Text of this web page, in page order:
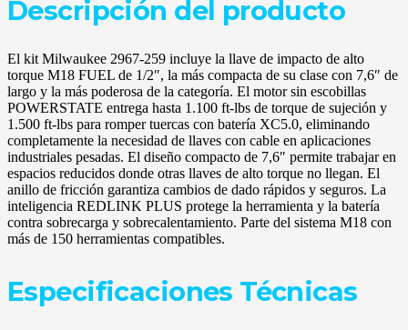
Descripción del producto
El kit Milwaukee 2967-259 incluye la llave de impacto de alto
torque M18 FUEL de 1/2″, la más compacta de su clase con 7,6″ de
largo y la más poderosa de la categoría. El motor sin escobillas
POWERSTATE entrega hasta 1.100 ft-lbs de torque de sujeción y
1.500 ft-lbs para romper tuercas con batería XC5.0, eliminando
completamente la necesidad de llaves con cable en aplicaciones
industriales pesadas. El diseño compacto de 7,6″ permite trabajar en
espacios reducidos donde otras llaves de alto torque no llegan. El
anillo de fricción garantiza cambios de dado rápidos y seguros. La
inteligencia REDLINK PLUS protege la herramienta y la batería
contra sobrecarga y sobrecalentamiento. Parte del sistema M18 con
más de 150 herramientas compatibles.
Especificaciones Técnicas